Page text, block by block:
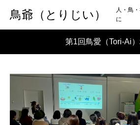
鳥爺（とりじい）
人・鳥
に
第1回鳥愛（Tori-Ai